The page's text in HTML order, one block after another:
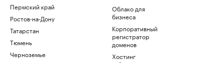
Пермский край
Ростов-на-Дону
Татарстан
Тюмень
Черноземье
Облако для
бизнеса
Корпоративный
регистратор
доменов
Хостинг